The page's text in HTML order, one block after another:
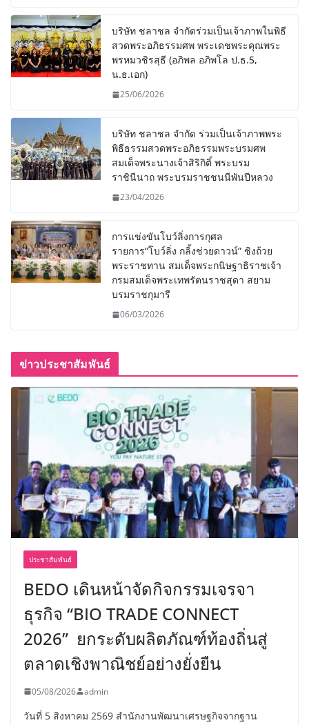
บริษัท ชลาชล จำกัดร่วมเป็นเจ้าภาพในพิธี
สวดพระอภิธรรมศพ พระเดชพระคุณพระ
พรหมวชิรสุธี (อภิพล อภิพโล ป.ธ.5,
น.ธ.เอก)
25/06/2026
บริษัท ชลาชล จำกัด ร่วมเป็นเจ้าภาพพระ
พิธีธรรมสวดพระอภิธรรมพระบรมศพ
สมเด็จพระนางเจ้าสิริกิติ์ พระบรม
ราชินีนาถ พระบรมราชชนนีพันปีหลวง
23/04/2026
การแข่งขันโบว์ลิ่งการกุศล
รายการ“โบว์ลิ่ง กลิ้งช่วยดาวน์” ชิงถ้วย
พระราชทาน สมเด็จพระกนิษฐาธิราชเจ้า
กรมสมเด็จพระเทพรัตนราชสุดา สยาม
บรมราชกุมารี
06/03/2026
ข่าวประชาสัมพันธ์
ประชาสัมพันธ์
BEDO เดินหน้าจัดกิจกรรมเจรจา
ธุรกิจ “BIO TRADE CONNECT
2026” ยกระดับผลิตภัณฑ์ท้องถิ่นสู่
ตลาดเชิงพาณิชย์อย่างยั่งยืน
05/08/2026 admin
วันที่ 5 สิงหาคม 2569 สำนักงานพัฒนาเศรษฐกิจจากฐาน